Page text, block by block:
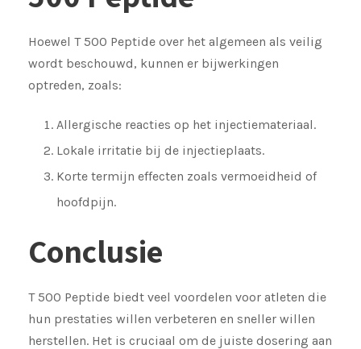
Hoewel T 500 Peptide over het algemeen als veilig
wordt beschouwd, kunnen er bijwerkingen
optreden, zoals:
Allergische reacties op het injectiemateriaal.
Lokale irritatie bij de injectieplaats.
Korte termijn effecten zoals vermoeidheid of
hoofdpijn.
Conclusie
T 500 Peptide biedt veel voordelen voor atleten die
hun prestaties willen verbeteren en sneller willen
herstellen. Het is cruciaal om de juiste dosering aan